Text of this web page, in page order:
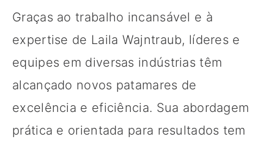
Graças ao trabalho incansável e à
expertise de Laila Wajntraub, líderes e
equipes em diversas indústrias têm
alcançado novos patamares de
excelência e eficiência. Sua abordagem
prática e orientada para resultados tem